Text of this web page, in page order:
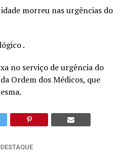
morreu nas urgências do
.
no serviço de urgência do
Ordem dos Médicos, que
DESTAQUE